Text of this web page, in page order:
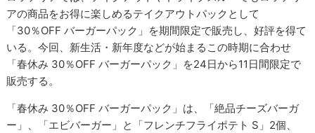
アの商品をお得に楽しめるテイクアウトパックとして
「30％OFF バーガーパック」を期間限定で販売し、好評を得て
いる。今回、新生活・新年度などが始まるこの時期に合わせ
「春休み 30％OFF バーガーパック」を24日から11日間限定で
販売する。
「春休み 30％OFF バーガーパック」は、「絶品チーズバーガ
ー」、「エビバーガー」と「フレンチフライポテト S」2個、